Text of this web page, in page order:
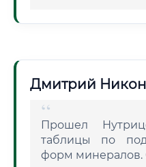
Дмитрий
Прошел
таблицы по
форм минералов.